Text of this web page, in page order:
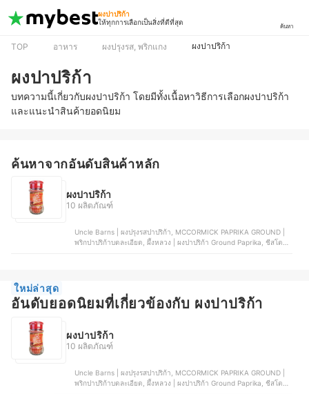
ผงปาปริก้า
ให้ทุกการเลือกเป็นสิ่งที่ดีที่สุด
ค้นหา
TOP อาหาร ผงปรุงรส, พริกแกง ผงปาปริก้า
ผงปาปริก้า
บทความนี้เกี่ยวกับผงปาปริก้า โดยมีทั้งเนื้อหาวิธีการเลือกผงปาปริก้า
และแนะนำสินค้ายอดนิยม
ค้นหาจากอันดับสินค้าหลัก
ผงปาปริก้า
10 ผลิตภัณฑ์
Uncle Barns | ผงปรุงรสปาปริก้า, MCCORMICK PAPRIKA GROUND |
พริกปาปริก้าบดละเอียด, ผึ้งหลวง | ผงปาปริก้า Ground Paprika, ชีสโตะ
ใหม่ล่าสุด
อันดับยอดนิยมที่เกี่ยวข้องกับ ผงปาปริก้า
ผงปาปริก้า
10 ผลิตภัณฑ์
Uncle Barns | ผงปรุงรสปาปริก้า, MCCORMICK PAPRIKA GROUND |
พริกปาปริก้าบดละเอียด, ผึ้งหลวง | ผงปาปริก้า Ground Paprika, ชีสโตะ